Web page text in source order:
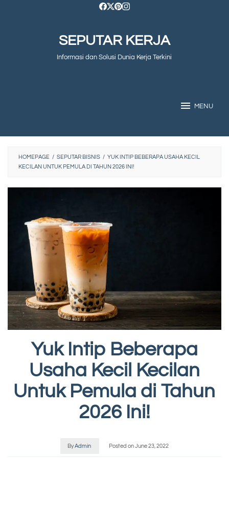
SEPUTAR KERJA
Informasi dan Solusi Dunia Kerja Terkini
MENU
HOMEPAGE / SEPUTAR BISNIS / YUK INTIP BEBERAPA USAHA KECIL
KECILAN UNTUK PEMULA DI TAHUN 2026 INI!
Yuk Intip Beberapa
Usaha Kecil Kecilan
Untuk Pemula di Tahun
2026 Ini!
ByAdmin Posted onJune 23, 2022